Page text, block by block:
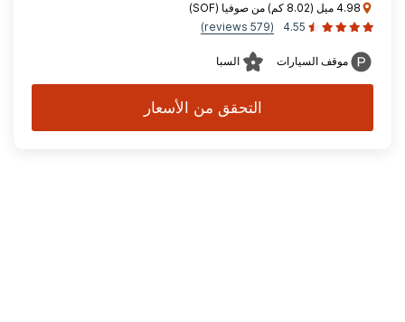
4.98 ميل (8.02 كم) من صوفيا (SOF)
4.55
(579 reviews)
موقف السيارات السبا
التحقق من الأسعار